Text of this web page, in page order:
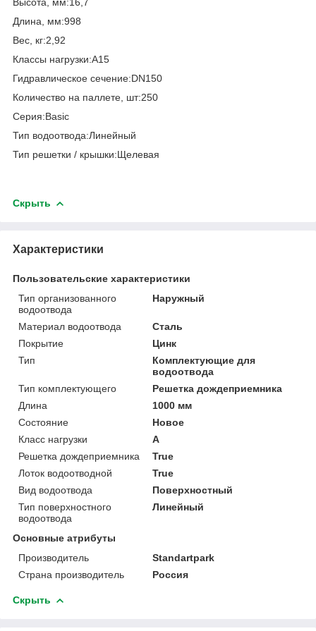
Длина, мм:998
Вес, кг:2,92
Класcы нагрузки:A15
Гидравлическое сечение:DN150
Количество на паллете, шт:250
Серия:Basic
Тип водоотвода:Линейный
Тип решетки / крышки:Щелевая
Скрыть
Характеристики
Пользовательские характеристики
Тип организованного
водоотвода
Наружный
Материал водоотвода
Сталь
Покрытие
Цинк
Тип
Комплектующие для
водоотвода
Тип комплектующего
Решетка дождеприемника
Длина
1000 мм
Состояние
Новое
Класс нагрузки
А
Решетка дождеприемника
True
Лоток водоотводной
True
Вид водоотвода
Поверхностный
Тип поверхностного
водоотвода
Линейный
Основные атрибуты
Производитель
Standartpark
Страна производитель
Россия
Скрыть